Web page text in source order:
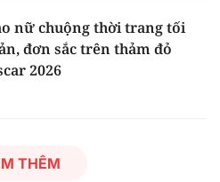
nữ chuộng thời trang tối
đơn sắc trên thảm đỏ
2026
THÊM